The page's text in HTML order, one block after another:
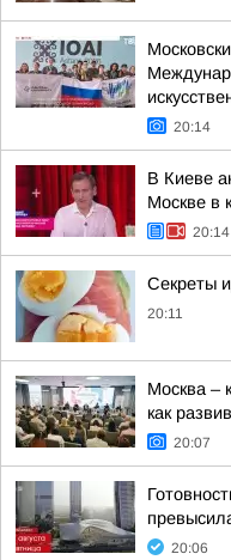
20:14
В Киеве
Москве в
20:14
Секреты
20:11
Москва –
как
20:07
20:06